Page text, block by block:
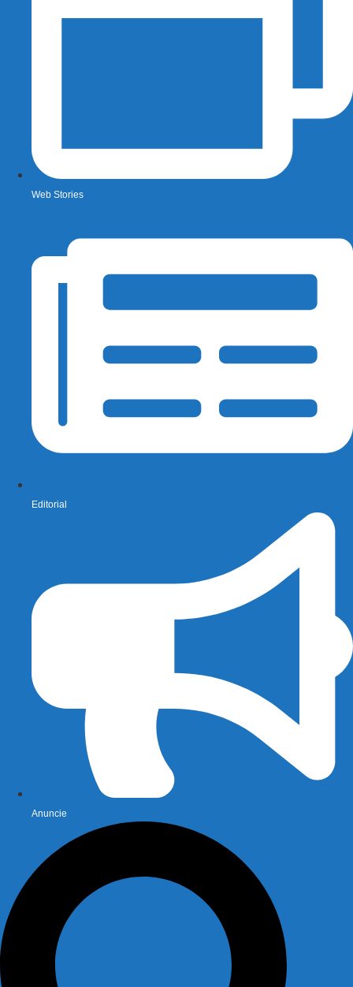
Web Stories
Editorial
Anuncie